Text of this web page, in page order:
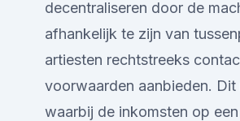
decentraliseren door de
afhankelijk te zijn van
artiesten rechtstreeks
voorwaarden aanbieden.
waarbij de inkomsten op